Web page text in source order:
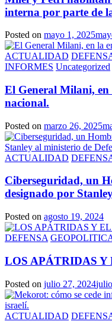
interna por parte de
Posted on mayo 1, 2025
ACTUALIDAD
INFORMES Uncategorized
El General Milani,
nacional.
Posted on marzo 26, 2025
ACTUALIDAD
Ciberseguridad, un
designado por
Posted on agosto 19, 2024
DEFENSA
LOS APÁTRIDAS Y
Posted on julio 27, 2024
ACTUALIDAD